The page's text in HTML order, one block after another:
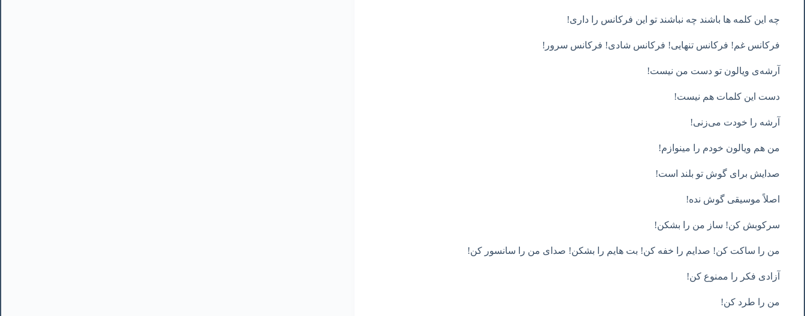
چه این کلمه ها باشند چه نباشند تو این فرکانس را داری!
فرکانس غم! فرکانس تنهایی! فرکانس شادی! فرکانس سرور!
آرشه‌ی ویالون تو دست من نیست!
دست این کلمات هم نیست!
آرشه را خودت می‌زنی!
من هم ویالون خودم را مینوازم!
صدایش برای گوش تو بلند است!
اصلاً موسیقی گوش نده!
سرکوبش کن! ساز من را بشکن!
من را ساکت کن! صدایم را خفه کن! بت هایم را بشکن! صدای من را سانسور کن!
آزادی فکر را ممنوع کن!
من را طرد کن!